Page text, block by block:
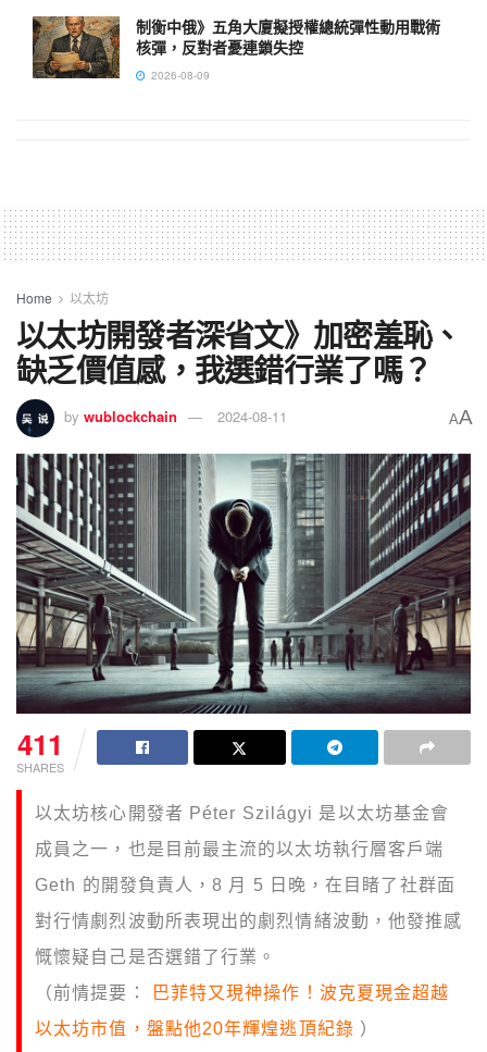
制衡中俄》五角大廈擬授權總統彈性動用戰術
核彈，反對者憂連鎖失控
2026-08-09
Home 以太坊
以太坊開發者深省文》加密羞恥、
缺乏價值感，我選錯行業了嗎？
by wublockchain 2024-08-11 AA
411
SHARES
以太坊核心開發者 Péter Szilágyi 是以太坊基金會
成員之一，也是目前最主流的以太坊執行層客戶端
Geth 的開發負責人，8 月 5 日晚，在目睹了社群面
對行情劇烈波動所表現出的劇烈情緒波動，他發推感
慨懷疑自己是否選錯了行業。
（前情提要：
巴菲特又現神操作！波克夏現金超越
以太坊市值，盤點他20年輝煌逃頂紀錄 ）